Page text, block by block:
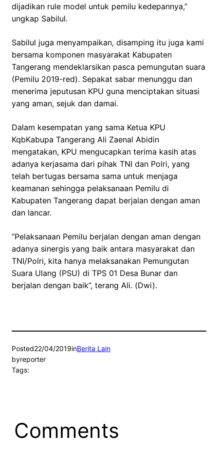
dijadikan rule model untuk pemilu kedepannya,”
ungkap Sabilul.
Sabilul juga menyampaikan, disamping itu juga kami
bersama komponen masyarakat Kabupaten
Tangerang mendeklarsikan pasca pemungutan suara
(Pemilu 2019-red). Sepakat sabar menunggu dan
menerima jeputusan KPU guna menciptakan situasi
yang aman, sejuk dan damai.
Dalam kesempatan yang sama Ketua KPU
KqbKabupa Tangerang Ali Zaenal Abidin
mengatakan, KPU mengucapkan terima kasih atas
adanya kerjasama dari pihak TNI dan Polri, yang
telah bertugas bersama sama untuk menjaga
keamanan sehingga pelaksanaan Pemilu di
Kabupaten Tangerang dapat berjalan dengan aman
dan lancar.
“Pelaksanaan Pemilu berjalan dengan aman dengan
adanya sinergis yang baik antara masyarakat dan
TNI/Polri, kita hanya melaksanakan Pemungutan
Suara Ulang (PSU) di TPS 01 Desa Bunar dan
berjalan dengan baik”, terang Ali. (Dwi).
Posted22/04/2019inBerita Lain
byreporter
Tags:
Comments